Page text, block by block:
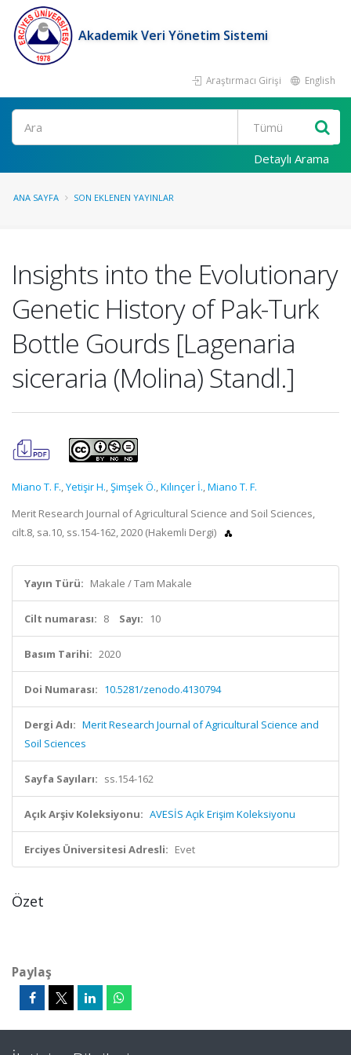
Akademik Veri Yönetim Sistemi
Araştırmacı Girişi English
Ara
Detaylı Arama
ANA SAYFA SON EKLENEN YAYINLAR
Insights into the Evolutionary
Genetic History of Pak-Turk
Bottle Gourds [Lagenaria
siceraria (Molina) Standl.]
Miano T. F.,Yetişir H.,Şimşek Ö.,Kılınçer İ.,Miano T. F.
Merit Research Journal of Agricultural Science and Soil Sciences,
cilt.8, sa.10, ss.154-162, 2020 (Hakemli Dergi)
Yayın Türü: Makale / Tam Makale
Cilt numarası: 8 Sayı: 10
Basım Tarihi: 2020
Doi Numarası: 10.5281/zenodo.4130794
Dergi Adı: Merit Research Journal of Agricultural Science and
Soil Sciences
Sayfa Sayıları: ss.154-162
Açık Arşiv Koleksiyonu: AVESİS Açık Erişim Koleksiyonu
Erciyes Üniversitesi Adresli: Evet
Özet
Paylaş